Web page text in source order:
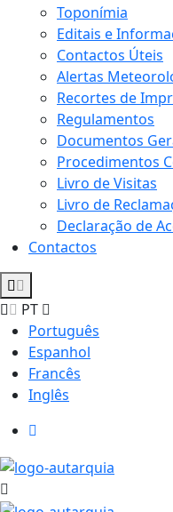
Toponímia
Editais e
Contactos Úteis
Alertas
Recortes de
Regulamentos
Documentos
Procedimentos
Livro de Visitas
Livro de
Declaração de
Contactos
PT
Português
Espanhol
Francês
Inglês